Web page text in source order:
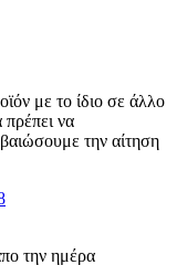
με το ίδιο σε άλλο
να
την αίτηση
την ημέρα